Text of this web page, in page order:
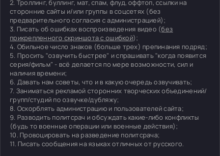
2. Троллинг, буллинг, мат, спам, флуд, оффтоп, ссылки на
сторонние сайты и/или группы в соцсетях (без
предварительного согласия с администрацией);
3. Писать об ошибках воспроизведения видео (без
прикрепленного скриншота с ошибкой);
4. Обильное число знаков (больше трех) препинания подряд;
5. Просить "озвучить быстрее" и спрашивать "когда появится
серия/фильм" - всё делается по мере возможности, сил и
наличия времени;
6. Давать нам советы, что и в какую очередь озвучивать;
7. Заниматься рекламой сторонних творческих объединений/
групп/студий по озвучке/дубляжу;
8. Оскорблять администрацию и пользователей сайта;
9. Разводить политсрач и обсуждать какие-либо конфликты
(будь то военные операции или военные действия);
10. Провоцировать на разведение политсрача;
11. Писать сообщения на языках отличных от русского.